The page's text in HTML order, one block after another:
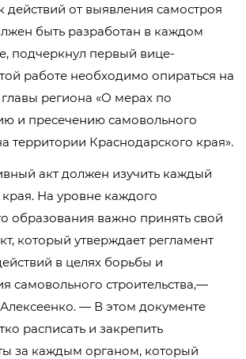
действий от выявления самостроя
быть разработан в каждом
подчеркнул первый вице-
работе необходимо опираться на
региона «О мерах по
и пресечению самовольного
территории Краснодарского края».
акт должен изучить каждый
На уровне каждого
образования важно принять свой
который утверждает регламент
в целях борьбы и
самовольного строительства,—
— В этом документе
расписать и закрепить
за каждым органом, который